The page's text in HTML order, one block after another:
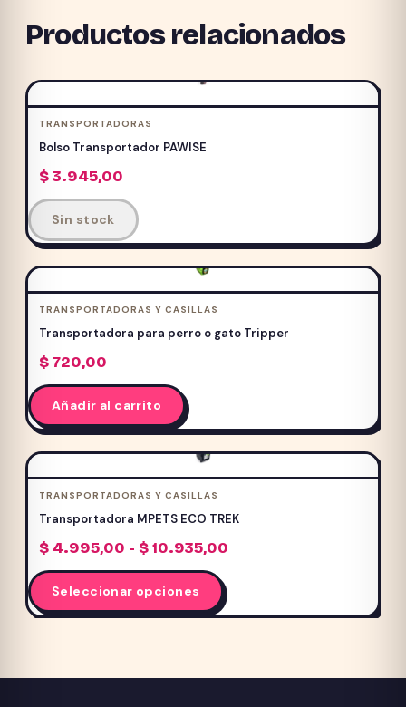
Productos relacionados
TRANSPORTADORAS
Bolso Transportador PAWISE
$3.945,00
Sin stock
TRANSPORTADORAS Y CASILLAS
Transportadora para perro o gato Tripper
$720,00
Añadir al carrito
TRANSPORTADORAS Y CASILLAS
Transportadora MPETS ECO TREK
$4.995,00 - $10.935,00Rango
precios:
desde
$ 4.995,00
Seleccionar opciones
Este
producto